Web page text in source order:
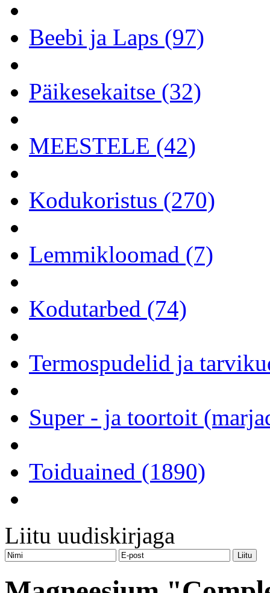
Beebi ja Laps (97)
Päikesekaitse (32)
MEESTELE (42)
Kodukoristus (270)
Lemmikloomad (7)
Kodutarbed (74)
Termospudelid ja
Super - ja toortoit
Toiduained (1890)
Liitu uudiskirjaga